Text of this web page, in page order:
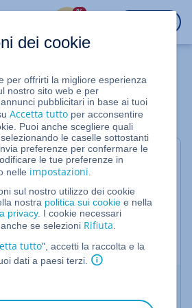
%
un'azienda o un
artificiale (IA)
Now
grafico che rappresenta la tua
web, si imprime con
di chi lo osserva, rendendo la
Questo articolo spiega
personalizzato con il
IAdi IONOS.
account IONOS.
dei cookie
per offrirti la migliore esperienza
nostro sito web e per
pubblicitari in base ai tuoi
Accetta tutto per acconsentire
Puoi anche scegliere quali
le caselle sottostanti
preferenze per confermare le
le tue preferenze in
nelle impostazioni
sul nostro utilizzo dei cookie
nostra politica sui cookie e nella
privacy. I cookie necessari
se selezioni Rifiuta
tutto", accetti la raccolta e la
dati a paesi terzi.